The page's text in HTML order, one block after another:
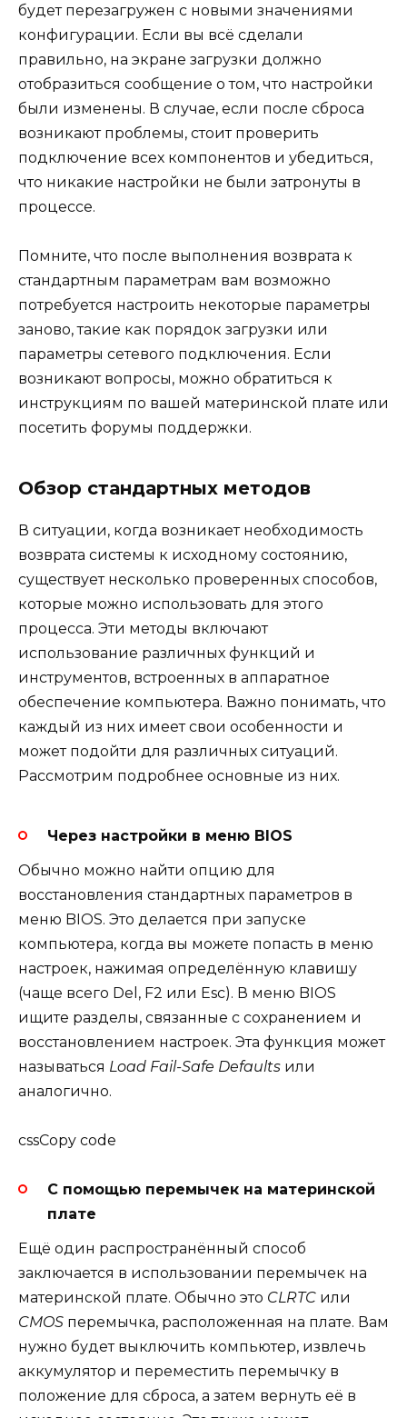
будет перезагружен с новыми значениями
конфигурации. Если вы всё сделали
правильно, на экране загрузки должно
отобразиться сообщение о том, что настройки
были изменены. В случае, если после сброса
возникают проблемы, стоит проверить
подключение всех компонентов и убедиться,
что никакие настройки не были затронуты в
процессе.
Помните, что после выполнения возврата к
стандартным параметрам вам возможно
потребуется настроить некоторые параметры
заново, такие как порядок загрузки или
параметры сетевого подключения. Если
возникают вопросы, можно обратиться к
инструкциям по вашей материнской плате или
посетить форумы поддержки.
Обзор стандартных методов
В ситуации, когда возникает необходимость
возврата системы к исходному состоянию,
существует несколько проверенных способов,
которые можно использовать для этого
процесса. Эти методы включают
использование различных функций и
инструментов, встроенных в аппаратное
обеспечение компьютера. Важно понимать, что
каждый из них имеет свои особенности и
может подойти для различных ситуаций.
Рассмотрим подробнее основные из них.
Через настройки в меню BIOS
Обычно можно найти опцию для
восстановления стандартных параметров в
меню BIOS. Это делается при запуске
компьютера, когда вы можете попасть в меню
настроек, нажимая определённую клавишу
(чаще всего Del, F2 или Esc). В меню BIOS
ищите разделы, связанные с сохранением и
восстановлением настроек. Эта функция может
называться Load Fail-Safe Defaults или
аналогично.
cssCopy code
С помощью перемычек на материнской
плате
Ещё один распространённый способ
заключается в использовании перемычек на
материнской плате. Обычно это CLRTC или
CMOS перемычка, расположенная на плате. Вам
нужно будет выключить компьютер, извлечь
аккумулятор и переместить перемычку в
положение для сброса, а затем вернуть её в